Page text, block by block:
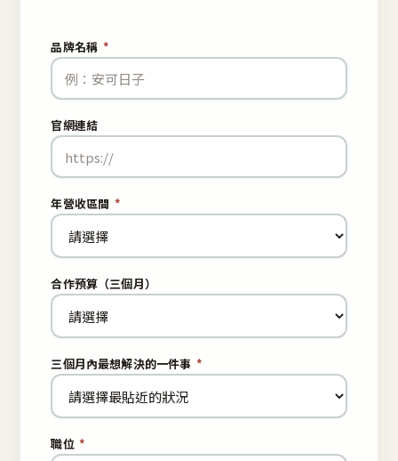
品牌名稱 *
官網連結
年營收區間 *
合作預算（三個月）
三個月內最想解決的一件事 *
職位 *